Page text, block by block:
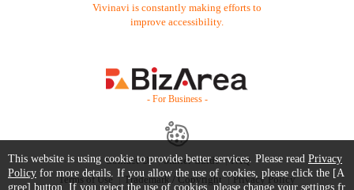
Vivinavi is constantly making efforts to
improve accessibility.
- For Business -
Contact Us Starter Guide
FAQ
Terms of Use
Trademark / Copyright Privacy Policy
This website is using cookie to provide better services. Please read Privacy
Policy for more details. If you allow the use of cookies, please click the [A
gree] button. If you reject the use of cookies, please change your settings fr